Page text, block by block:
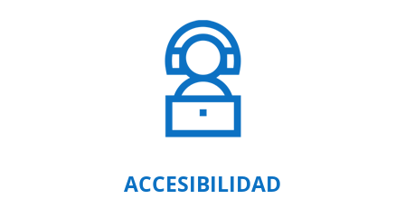
ACCESIBILIDAD